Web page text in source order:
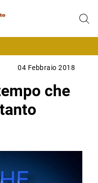
04 Febbraio 2018
che